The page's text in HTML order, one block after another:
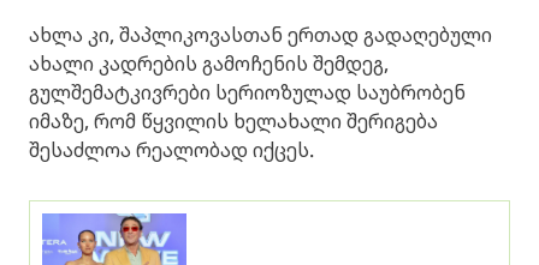
ახლა კი, შაპლიკოვასთან ერთად გადაღებული
ახალი კადრების გამოჩენის შემდეგ,
გულშემატკივრები სერიოზულად საუბრობენ
იმაზე, რომ წყვილის ხელახალი შერიგება
შესაძლოა რეალობად იქცეს.